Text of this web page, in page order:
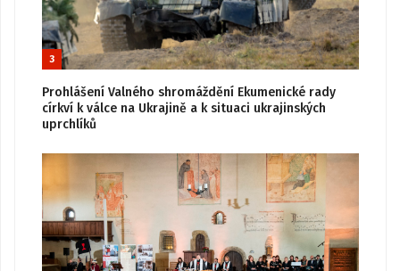
3
Prohlášení Valného shromáždění Ekumenické rady
církví k válce na Ukrajině a k situaci ukrajinských
uprchlíků